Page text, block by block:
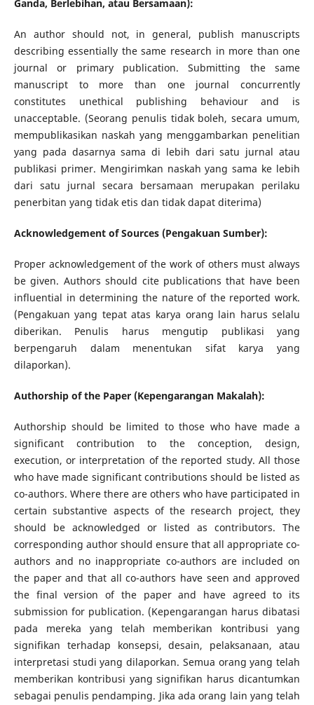
Ganda, Berlebihan, atau Bersamaan):
An author should not, in general, publish manuscripts
describing essentially the same research in more than one
journal or primary publication. Submitting the same
manuscript to more than one journal concurrently
constitutes unethical publishing behaviour and is
unacceptable. (Seorang penulis tidak boleh, secara umum,
mempublikasikan naskah yang menggambarkan penelitian
yang pada dasarnya sama di lebih dari satu jurnal atau
publikasi primer. Mengirimkan naskah yang sama ke lebih
dari satu jurnal secara bersamaan merupakan perilaku
penerbitan yang tidak etis dan tidak dapat diterima)
Acknowledgement of Sources (Pengakuan Sumber):
Proper acknowledgement of the work of others must always
be given. Authors should cite publications that have been
influential in determining the nature of the reported work.
(Pengakuan yang tepat atas karya orang lain harus selalu
diberikan. Penulis harus mengutip publikasi yang
berpengaruh dalam menentukan sifat karya yang
dilaporkan).
Authorship of the Paper (Kepengarangan Makalah):
Authorship should be limited to those who have made a
significant contribution to the conception, design,
execution, or interpretation of the reported study. All those
who have made significant contributions should be listed as
co-authors. Where there are others who have participated in
certain substantive aspects of the research project, they
should be acknowledged or listed as contributors. The
corresponding author should ensure that all appropriate co-
authors and no inappropriate co-authors are included on
the paper and that all co-authors have seen and approved
the final version of the paper and have agreed to its
submission for publication. (Kepengarangan harus dibatasi
pada mereka yang telah memberikan kontribusi yang
signifikan terhadap konsepsi, desain, pelaksanaan, atau
interpretasi studi yang dilaporkan. Semua orang yang telah
memberikan kontribusi yang signifikan harus dicantumkan
sebagai penulis pendamping. Jika ada orang lain yang telah